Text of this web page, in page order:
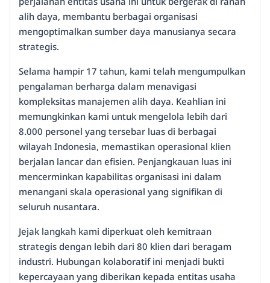
alih daya, membantu berbagai organisasi
mengoptimalkan sumber daya manusianya secara
strategis.
Selama hampir 17 tahun, kami telah mengumpulkan
pengalaman berharga dalam menavigasi
kompleksitas manajemen alih daya. Keahlian ini
memungkinkan kami untuk mengelola lebih dari
8.000 personel yang tersebar luas di berbagai
wilayah Indonesia, memastikan operasional klien
berjalan lancar dan efisien. Penjangkauan luas ini
mencerminkan kapabilitas organisasi ini dalam
menangani skala operasional yang signifikan di
seluruh nusantara.
Jejak langkah kami diperkuat oleh kemitraan
strategis dengan lebih dari 80 klien dari beragam
industri. Hubungan kolaboratif ini menjadi bukti
kepercayaan yang diberikan kepada entitas usaha